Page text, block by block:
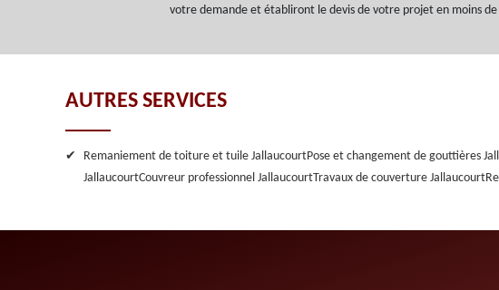
votre demande et établiront le devis de votre projet en moins de
AUTRES SERVICES
Remaniement de toiture et tuile JallaucourtPose et changement de gouttières
JallaucourtCouvreur professionnel JallaucourtTravaux de couverture Jallaucourt